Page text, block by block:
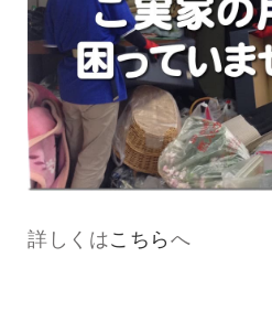
詳しくはこちらへ